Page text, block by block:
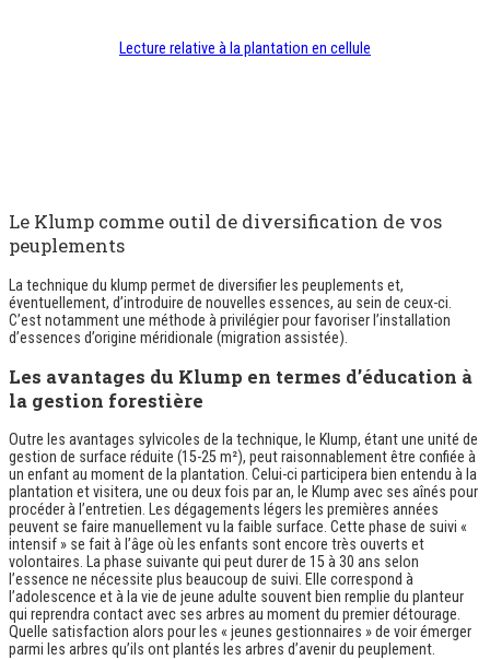
Lecture relative à la plantation en cellule
Le Klump comme outil de diversification de vos
peuplements
La technique du klump permet de diversifier les peuplements et,
éventuellement, d’introduire de nouvelles essences, au sein de ceux-ci.
C’est notamment une méthode à privilégier pour favoriser l’installation
d’essences d’origine méridionale (migration assistée).
Les avantages du Klump en termes d’éducation à
la gestion forestière
Outre les avantages sylvicoles de la technique, le Klump, étant une unité de
gestion de surface réduite (15-25 m²), peut raisonnablement être confiée à
un enfant au moment de la plantation. Celui-ci participera bien entendu à la
plantation et visitera, une ou deux fois par an, le Klump avec ses aînés pour
procéder à l’entretien. Les dégagements légers les premières années
peuvent se faire manuellement vu la faible surface. Cette phase de suivi «
intensif » se fait à l’âge où les enfants sont encore très ouverts et
volontaires. La phase suivante qui peut durer de 15 à 30 ans selon
l’essence ne nécessite plus beaucoup de suivi. Elle correspond à
l’adolescence et à la vie de jeune adulte souvent bien remplie du planteur
qui reprendra contact avec ses arbres au moment du premier détourage.
Quelle satisfaction alors pour les « jeunes gestionnaires » de voir émerger
parmi les arbres qu’ils ont plantés les arbres d’avenir du peuplement.